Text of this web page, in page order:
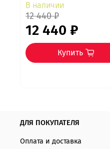
В наличии
12 440 ₽
12 440 ₽
Купить
ДЛЯ ПОКУПАТЕЛЯ
Оплата и доставка